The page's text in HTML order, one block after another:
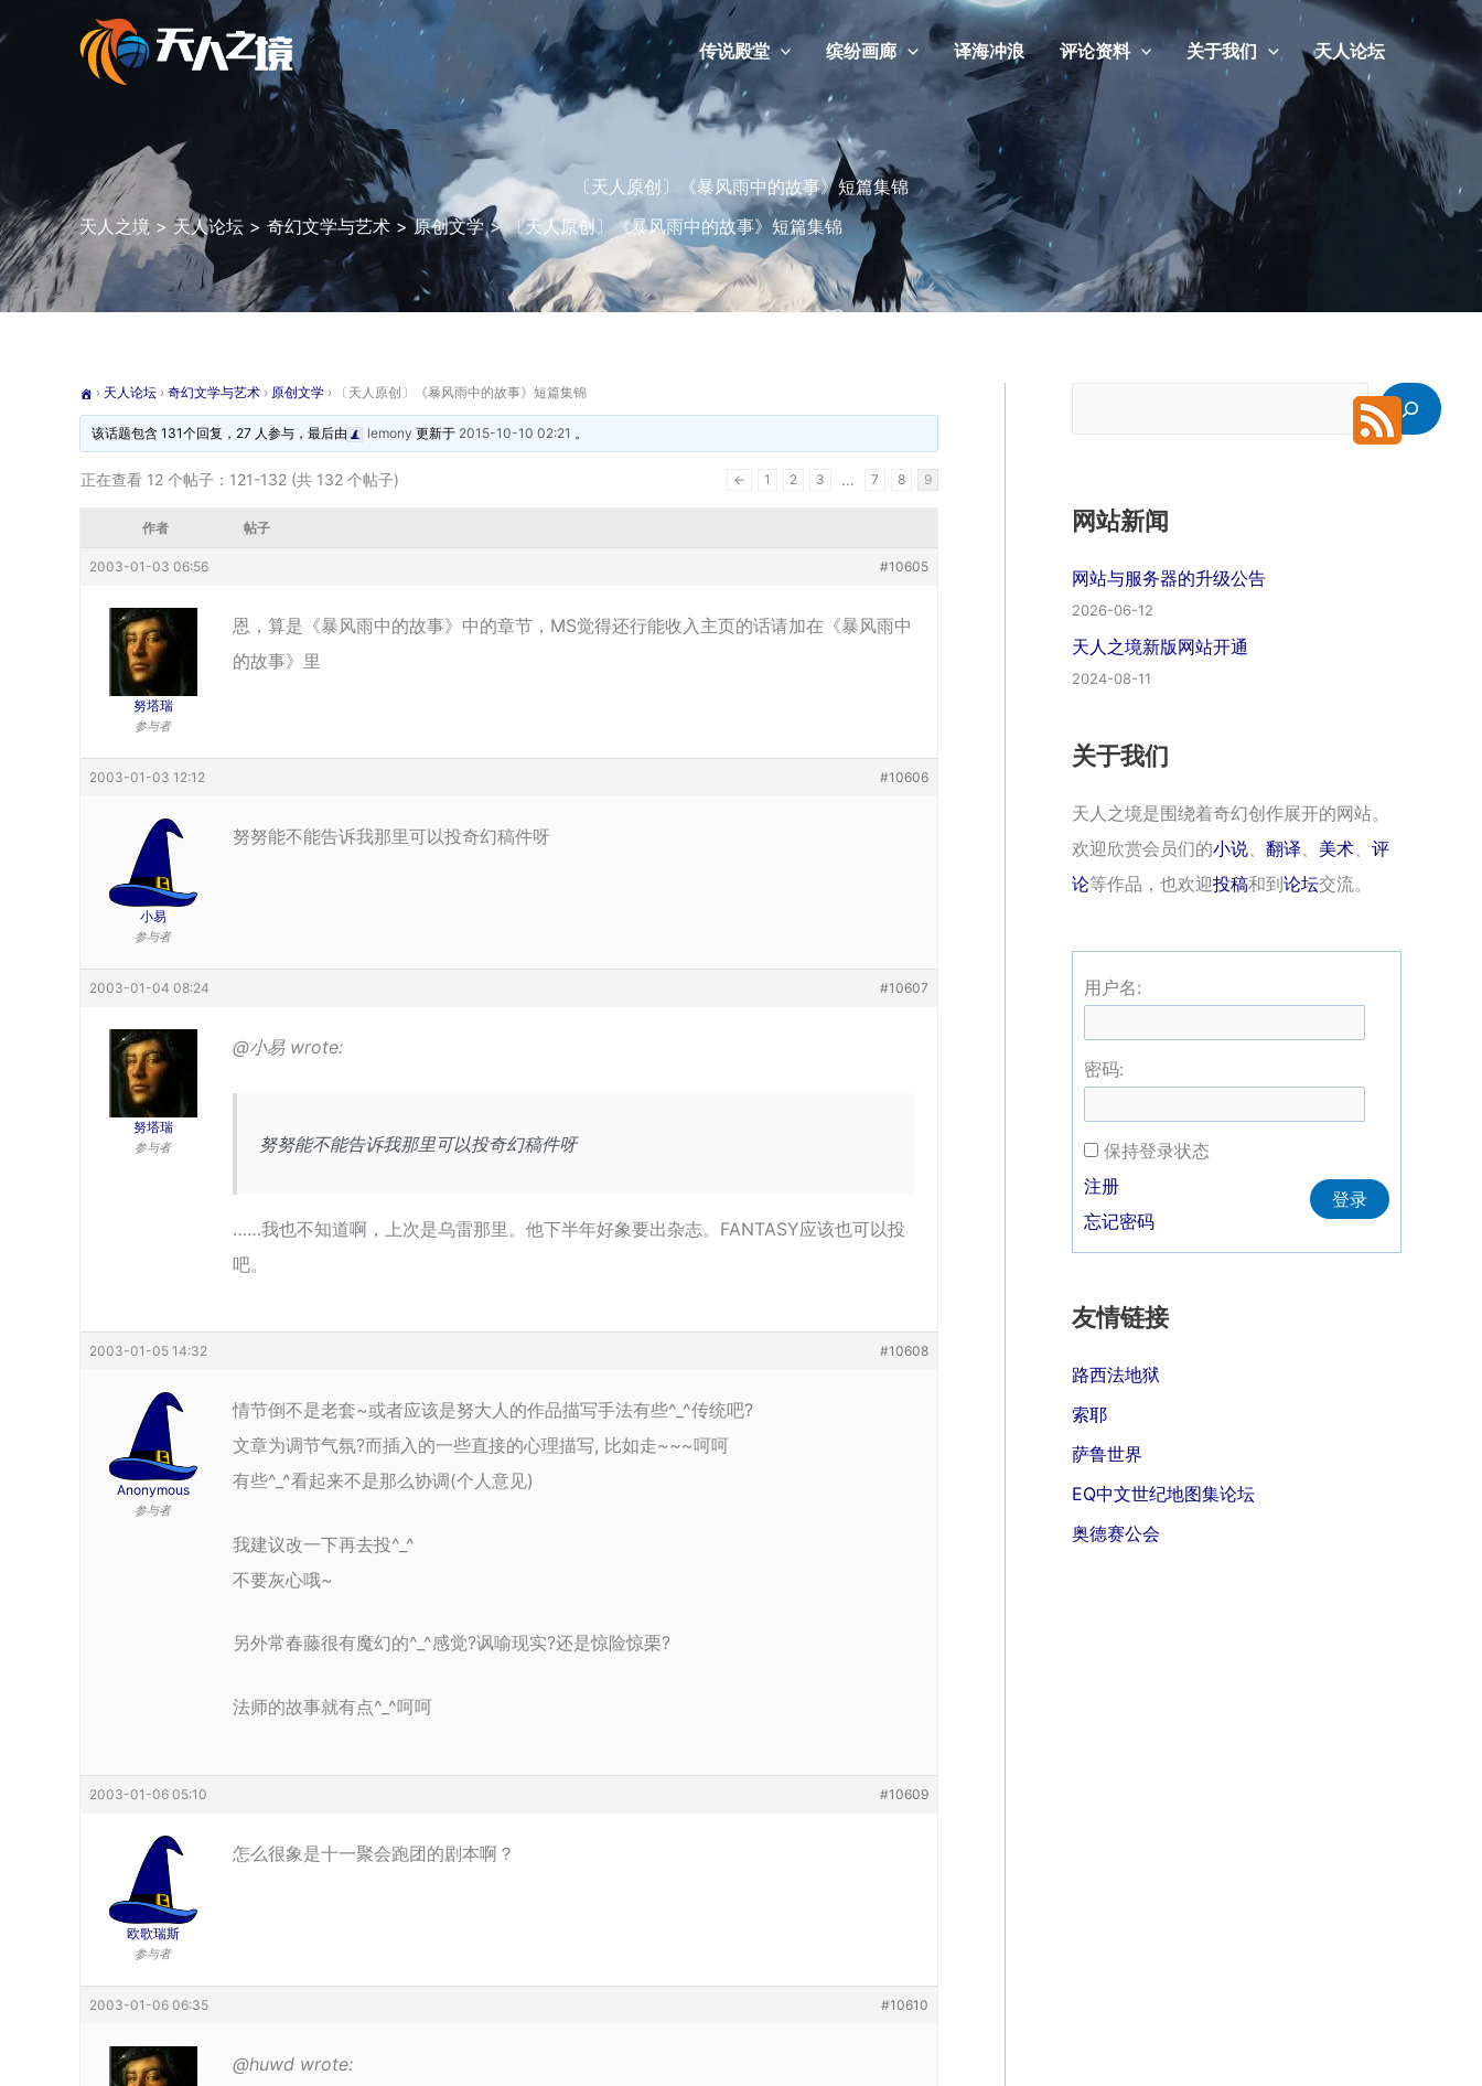
至
传说殿堂 缤纷画廊 译海冲浪 评论资料 关于我们 天人论坛
〔天人原创〕《暴风雨中的故事》短篇集锦
天人之境 > 天人论坛 > 奇幻文学与艺术 >原创文学>〔天人原创〕《暴风雨中的故事》短篇集锦
› 天人论坛 › 奇幻文学与艺术 › 原创文学 › 〔天人原创〕《暴风雨中的故事》短篇集锦
该话题包含 131个回复，27 人参与，最后由 lemony 更新于 2015-10-10 02:21 。
正在查看 12 个帖子：121-132 (共 132 个帖子) ← 1 2 3 … 7 8 9
作者 帖子
2003-01-03 06:56 #10605
努塔瑞
参与者
恩，算是《暴风雨中的故事》中的章节，MS觉得还行能收入主页的话请加在《暴风雨中
的故事》里
2003-01-03 12:12 #10606
小易
参与者
努努能不能告诉我那里可以投奇幻稿件呀
2003-01-04 08:24 #10607
努塔瑞
参与者
@小易 wrote:
努努能不能告诉我那里可以投奇幻稿件呀
……我也不知道啊，上次是乌雷那里。他下半年好象要出杂志。FANTASY应该也可以投
吧。
2003-01-05 14:32 #10608
Anonymous
参与者
情节倒不是老套~或者应该是努大人的作品描写手法有些^_^传统吧?
文章为调节气氛?而插入的一些直接的心理描写, 比如走~~~呵呵
有些^_^看起来不是那么协调(个人意见)
我建议改一下再去投^_^
不要灰心哦~
另外常春藤很有魔幻的^_^感觉?讽喻现实?还是惊险惊栗?
法师的故事就有点^_^呵呵
2003-01-06 05:10 #10609
欧歌瑞斯
参与者
怎么很象是十一聚会跑团的剧本啊？
2003-01-06 06:35 #10610
@huwd wrote:
网站新闻
网站与服务器的升级公告
2026-06-12
天人之境新版网站开通
2024-08-11
关于我们
天人之境是围绕着奇幻创作展开的网站。
欢迎欣赏会员们的小说、 翻译、 美术、 评
论等作品，也欢迎投稿和到论坛交流。
用户名:
密码:
保持登录状态
Alternative:
登录
注册
忘记密码
友情链接
路西法地狱
索耶
萨鲁世界
EQ中文世纪地图集论坛
奥德赛公会